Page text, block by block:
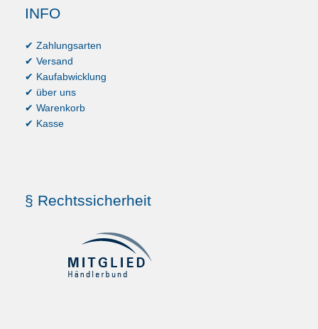
INFO
✔ Zahlungsarten
✔ Versand
✔ Kaufabwicklung
✔ über uns
✔ Warenkorb
✔ Kasse
§ Rechtssicherheit